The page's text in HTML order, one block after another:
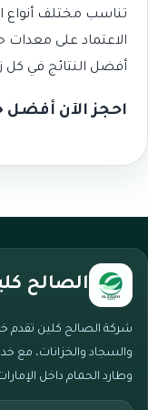
تناسب مختلف أنواع
الاعتماد على
أفضل النتائج في كل
احجز الآن
الصالح
شركة الصالح كلين تقدم
والسجاد والخزانات، مع
وطارد الحمام داخل